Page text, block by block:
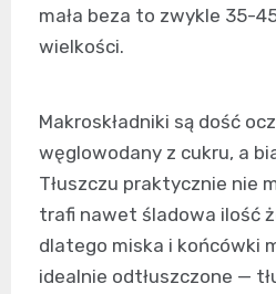
mała beza to zwykle 35-
wielkości.
Makroskładniki są dość
węglowodany z cukru, a
Tłuszczu praktycznie nie
trafi nawet śladowa ilość
dlatego miska i końcówki
idealnie odtłuszczone —